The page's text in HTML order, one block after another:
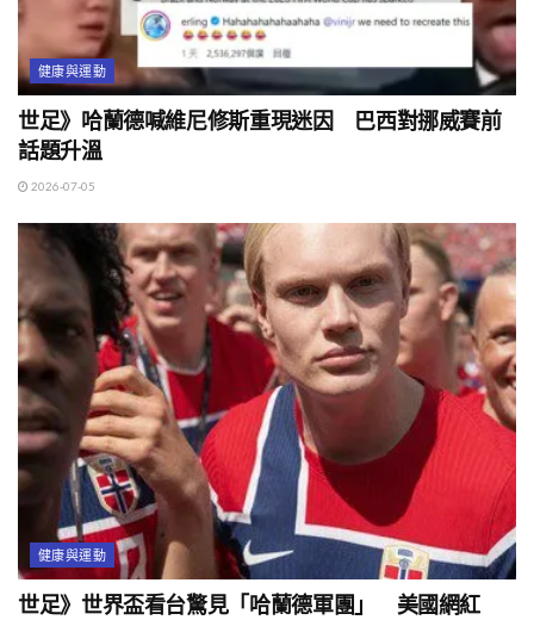
健康與運動
世足》哈蘭德喊維尼修斯重現迷因 巴西對挪威賽前
話題升溫
2026-07-05
健康與運動
世足》世界盃看台驚見「哈蘭德軍團」 美國網紅